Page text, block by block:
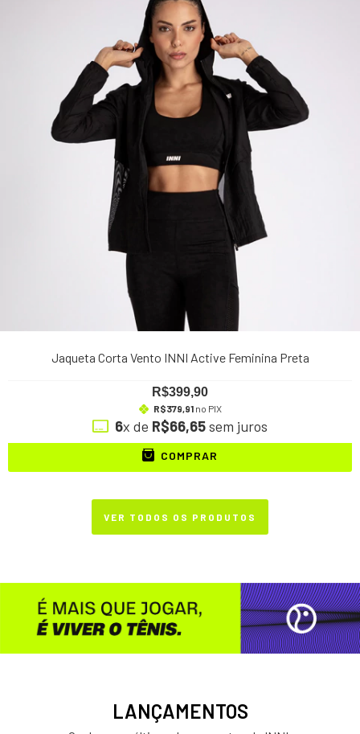
Jaqueta Corta Vento INNI Active Feminina Preta
R$399,90
R$379,91no PIX
6x de R$66,65sem juros
COMPRAR
VER TODOS OS PRODUTOS
LANÇAMENTOS